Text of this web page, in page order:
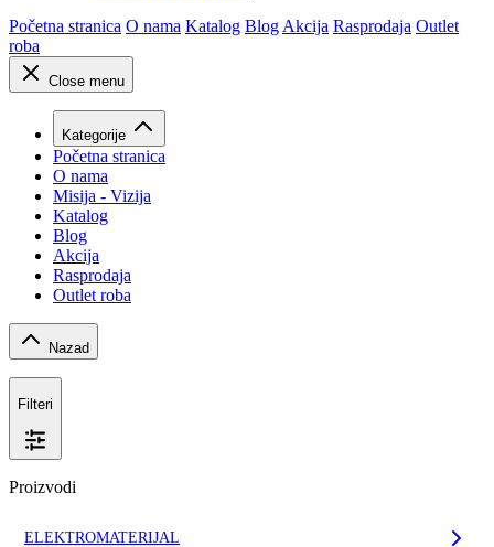
Početna stranica O nama Katalog Blog Akcija Rasprodaja Outlet
roba
Close menu
Kategorije
Početna stranica
O nama
Misija - Vizija
Katalog
Blog
Akcija
Rasprodaja
Outlet roba
Nazad
Filteri
Proizvodi
ELEKTROMATERIJAL